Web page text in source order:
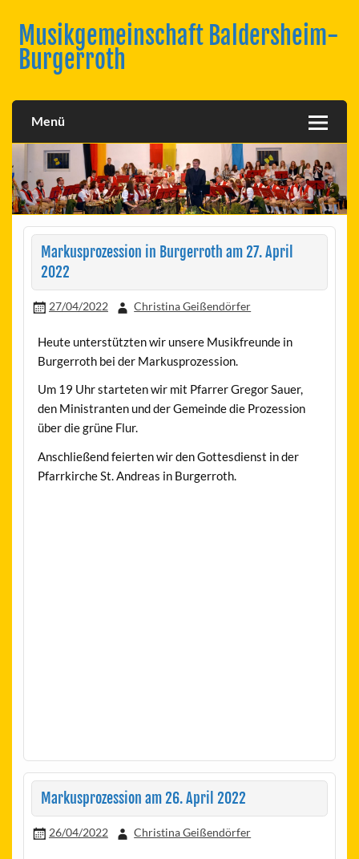
contentMusikgemeinschaft Baldersheim-
Burgerroth
Menü
Markusprozession in Burgerroth am 27. April
2022
27/04/2022 Christina Geißendörfer
Heute unterstützten wir unsere Musikfreunde in
Burgerroth bei der Markusprozession.
Um 19 Uhr starteten wir mit Pfarrer Gregor Sauer,
den Ministranten und der Gemeinde die Prozession
über die grüne Flur.
Anschließend feierten wir den Gottesdienst in der
Pfarrkirche St. Andreas in Burgerroth.
Markusprozession am 26. April 2022
26/04/2022 Christina Geißendörfer